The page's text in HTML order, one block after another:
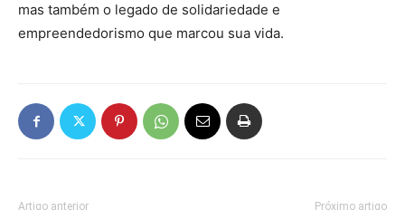
mas também o legado de solidariedade e
empreendedorismo que marcou sua vida.
Artigo anterior Próximo artigo